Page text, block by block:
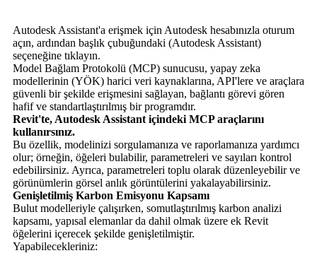
Autodesk Assistant'a erişmek için Autodesk hesabınızla oturum
açın, ardından başlık çubuğundaki (Autodesk Assistant)
seçeneğine tıklayın.
Model Bağlam Protokolü (MCP) sunucusu, yapay zeka
modellerinin (YÖK) harici veri kaynaklarına, API'lere ve araçlara
güvenli bir şekilde erişmesini sağlayan, bağlantı görevi gören
hafif ve standartlaştırılmış bir programdır.
Revit'te, Autodesk Assistant içindeki MCP araçlarını
kullanırsınız.
Bu özellik, modelinizi sorgulamanıza ve raporlamanıza yardımcı
olur; örneğin, öğeleri bulabilir, parametreleri ve sayıları kontrol
edebilirsiniz. Ayrıca, parametreleri toplu olarak düzenleyebilir ve
görünümlerin görsel anlık görüntülerini yakalayabilirsiniz.
Genişletilmiş Karbon Emisyonu Kapsamı
Bulut modelleriyle çalışırken, somutlaştırılmış karbon analizi
kapsamı, yapısal elemanlar da dahil olmak üzere ek Revit
öğelerini içerecek şekilde genişletilmiştir.
Yapabilecekleriniz: